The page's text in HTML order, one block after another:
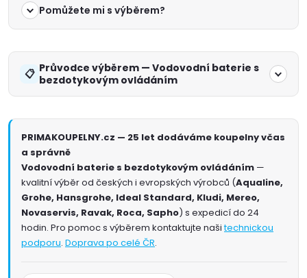
Pomůžete mi s výběrem?
Průvodce výběrem — Vodovodní baterie s
bezdotykovým ovládáním
PRIMAKOUPELNY.cz — 25 let dodáváme koupelny včas
a správně
Vodovodní baterie s bezdotykovým ovládáním —
kvalitní výběr od českých i evropských výrobců (Aqualine,
Grohe, Hansgrohe, Ideal Standard, Kludi, Mereo,
Novaservis, Ravak, Roca, Sapho) s expedicí do 24
hodin. Pro pomoc s výběrem kontaktujte našitechnickou
podporu. Doprava po celé ČR.